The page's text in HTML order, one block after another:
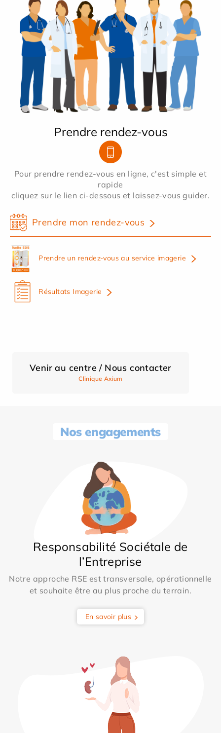
Prendre rendez-vous
Pour prendre rendez-vous en ligne, c'est simple et
rapide
cliquez sur le lien ci-dessous et laissez-vous guider.
Prendre mon rendez-vous
Prendre un rendez-vous au service imagerie
Résultats Imagerie
Venir au centre / Nous contacter
Clinique Axium
Nos engagements
Responsabilité Sociétale de
l’Entreprise
Notre approche RSE est transversale, opérationnelle
et souhaite être au plus proche du terrain.
En savoir plus